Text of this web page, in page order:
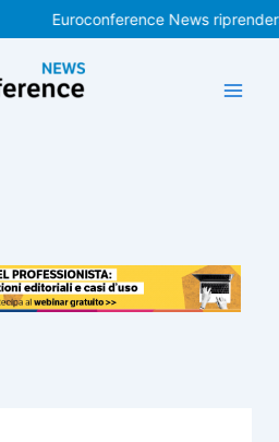
Euroconference News riprenderà